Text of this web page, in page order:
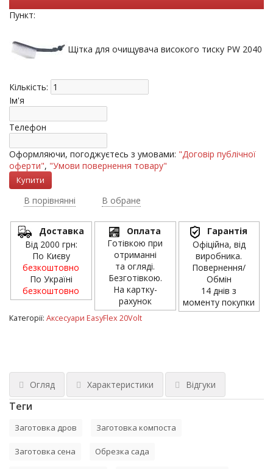
Пункт:
Щітка для очищувача високого тиску PW 2040
Кількість:
Ім'я
Телефон
Оформляючи, погоджуєтесь з умовами: "Договір публічної
оферти", "Умови повернення товару"
В порівнянні В обране
Доставка
Від 2000 грн:
По Києву
безкоштовно
По Україні
безкоштовно
Оплата
Готівкою при
отриманні
та огляді.
Безготівкою.
На картку-
рахунок
Гарантія
Офіційна, від
виробника.
Повернення/
Обмін
14 днів з
моменту покупки
Категорії: Аксесуари EasyFlex 20Volt
Огляд Характеристики Відгуки
Теги
Заготовка дров Заготовка компоста
Заготовка сена Обрезка сада